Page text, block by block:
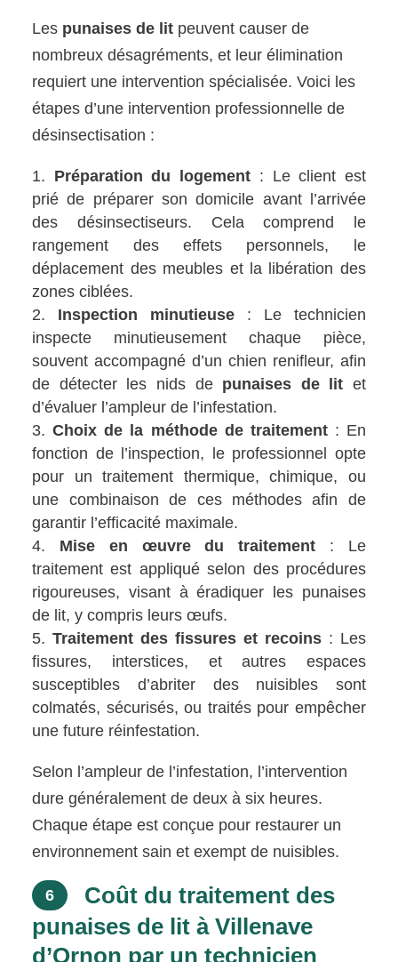
Les punaises de lit peuvent causer de
nombreux désagréments, et leur élimination
requiert une intervention spécialisée. Voici les
étapes d’une intervention professionnelle de
désinsectisation :
Préparation du logement : Le client est
prié de préparer son domicile avant l’arrivée
des désinsectiseurs. Cela comprend le
rangement des effets personnels, le
déplacement des meubles et la libération des
zones ciblées.
Inspection minutieuse : Le technicien
inspecte minutieusement chaque pièce,
souvent accompagné d’un chien renifleur, afin
de détecter les nids de punaises de lit et
d’évaluer l’ampleur de l’infestation.
Choix de la méthode de traitement: En
fonction de l’inspection, le professionnel opte
pour un traitement thermique, chimique, ou
une combinaison de ces méthodes afin de
garantir l’efficacité maximale.
Mise en œuvre du traitement : Le
traitement est appliqué selon des procédures
rigoureuses, visant à éradiquer les punaises
de lit, y compris leurs œufs.
Traitement des fissures et recoins: Les
fissures, interstices, et autres espaces
susceptibles d’abriter des nuisibles sont
colmatés, sécurisés, ou traités pour empêcher
une future réinfestation.
Selon l’ampleur de l’infestation, l’intervention
dure généralement de deux à six heures.
Chaque étape est conçue pour restaurer un
environnement sain et exempt de nuisibles.
6
Coût du traitement des
punaises de lit à Villenave
d’Ornon par un technicien